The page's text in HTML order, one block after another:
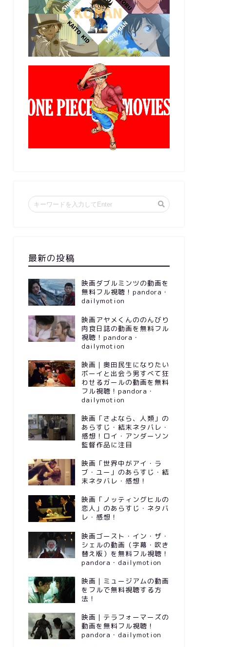
最新の投稿
映画ダブルミンツの動画を
無料フル視聴！pandora・
dailymotion
映画アヤメくんののんびり
肉食日誌の動画を無料フル
視聴！pandora・
dailymotion
映画｜奥田民生になりたい
ボーイと出会う男すべて狂
わせるガールの動画を無料
フル視聴！pandora・
dailymotion
映画「さよなら、人類」の
あらすじ・結末ネタバレ・
感想！ロイ・アンダーソン
監督作品に注目
映画「世界中がアイ・ラ
ブ・ユー」のあらすじ・結
末ネタバレ・感想！
映画「ノッティングヒルの
恋人」のあらすじ・ネタバ
レ・感想！
映画ゴースト・イン・ザ・
シェルの動画（字幕・吹き
替え版）を無料フル視聴！
pandora・dailymotion
映画｜ミュージアムの動画
をフルで無料視聴する方
法！
映画｜テラフォーマーズの
動画を無料フル視聴！
pandora・dailymotion